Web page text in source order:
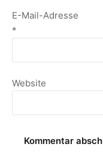
E-Mail-Adresse
*
Website